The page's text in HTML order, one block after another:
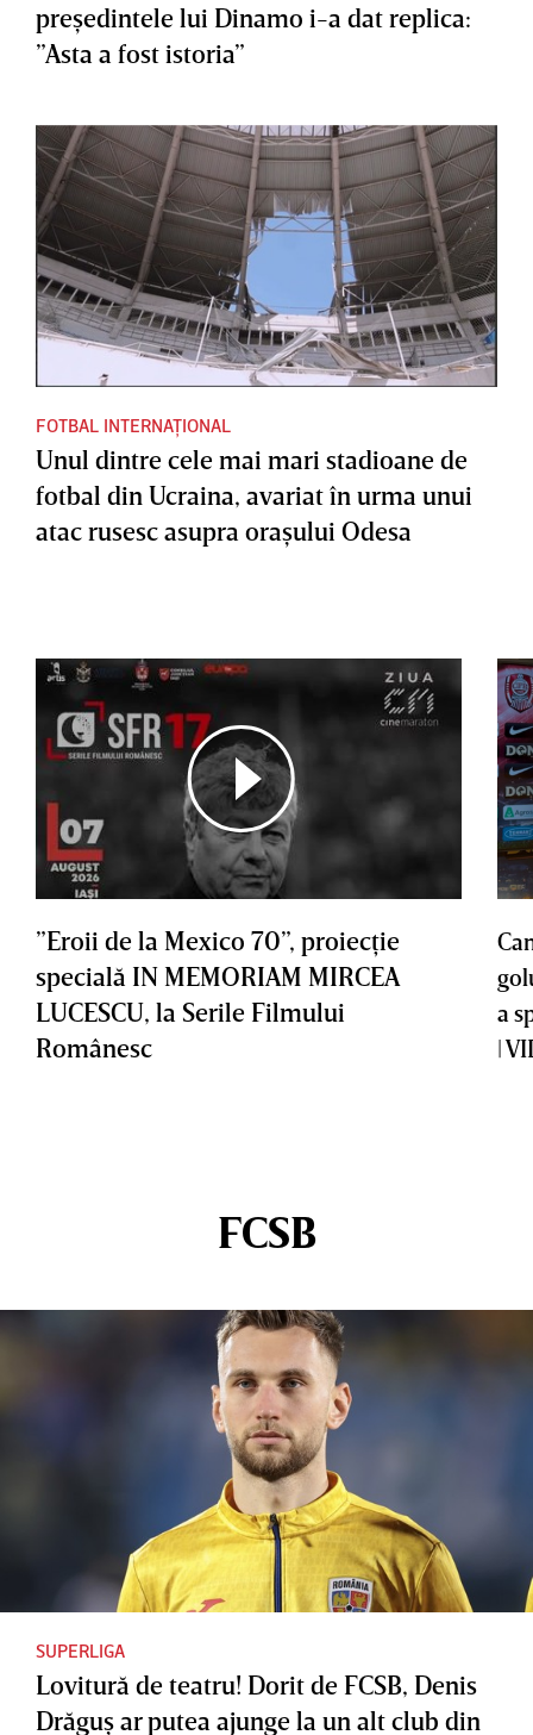
preşedintele lui Dinamo i-a dat replica:
”Asta a fost istoria”
FOTBAL INTERNAȚIONAL
Unul dintre cele mai mari stadioane de
fotbal din Ucraina, avariat în urma unui
atac rusesc asupra oraşului Odesa
”Eroii de la Mexico 70”, proiecţie
specială IN MEMORIAM MIRCEA
LUCESCU, la Serile Filmului
Românesc
a
|
FCSB
SUPERLIGA
Lovitură de teatru! Dorit de FCSB, Denis
Drăguş ar putea ajunge la un alt club din